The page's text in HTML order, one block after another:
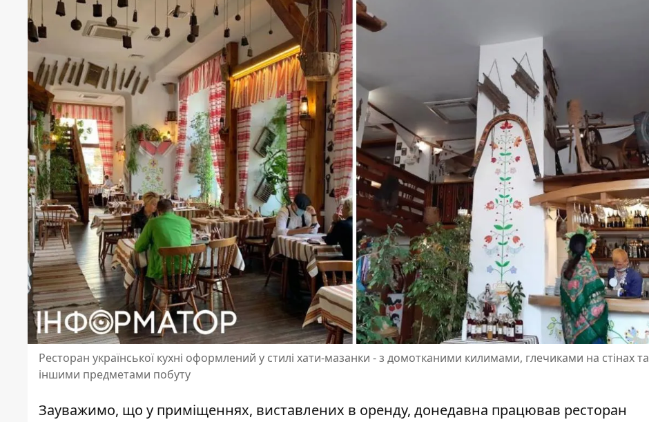
Ресторан української кухні оформлений у стилі хати-мазанки - з домотканими килимами, глечиками на стінах та
іншими предметами побуту
Зауважимо, що у приміщеннях, виставлених в оренду, донедавна працював ресторан